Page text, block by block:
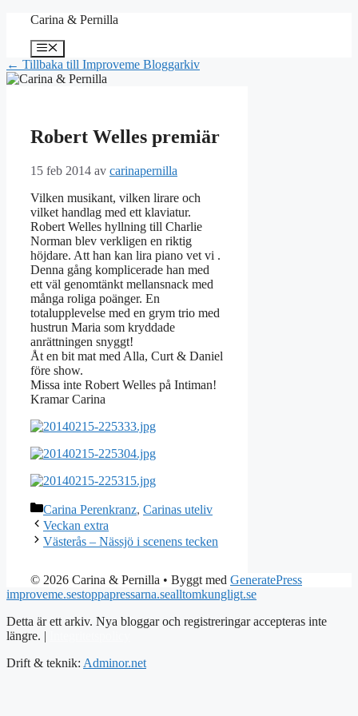
Hoppa
innehåll
Carina & Pernilla
Meny
← Tillbaka till Improveme Bloggarkiv
Robert Welles premiär
15 feb 2014 av carinapernilla
Vilken musikant, vilken lirare och
vilket handlag med ett klaviatur.
Robert Welles hyllning till Charlie
Norman blev verkligen en riktig
höjdare. Att han kan lira piano vet vi .
Denna gång komplicerade han med
ett väl genomtänkt mellansnack med
många roliga poänger. En
totalupplevelse med en grym trio med
hustrun Maria som kryddade
anrättningen snyggt!
Åt en bit mat med Alla, Curt & Daniel
före show.
Missa inte Robert Welles på Intiman!
Kramar Carina
Kategorier
Carina Perenkranz, Carinas uteliv
Veckan extra
Västerås – Nässjö i scenens tecken
© 2026 Carina & Pernilla • Byggt med GeneratePress
improveme.sestoppapressarna.sealltomkungligt.se
Detta är ett arkiv. Nya bloggar och registreringar accepteras inte
längre. |
Drift & teknik: Adminor.net